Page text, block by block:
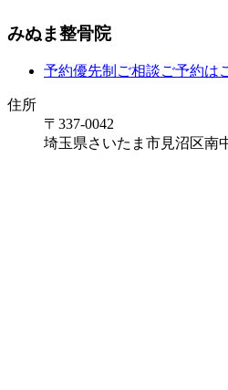
みぬま整骨院
予約優先制 ご相談ご予約は
住所
〒337-0042
埼玉県さいたま市見沼区南